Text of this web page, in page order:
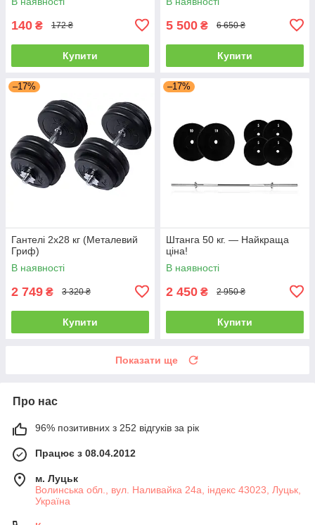
140 ₴ 172 ₴
Купити
5 500 ₴ 6 650 ₴
Купити
–17%
Гантелі 2х28 кг (Металевий
Гриф)
В наявності
2 749 ₴ 3 320 ₴
Купити
–17%
Штанга 50 кг. — Найкраща
ціна!
В наявності
2 450 ₴ 2 950 ₴
Купити
Показати ще
Про нас
96% позитивних з 252 відгуків за рік
Працює з 08.04.2012
м. Луцьк
Волинська обл., вул. Наливайка 24а, індекс 43023, Луцьк,
Україна